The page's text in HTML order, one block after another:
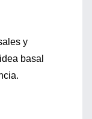
y
basal